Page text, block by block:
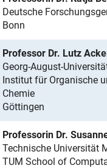
Deutsche
Bonn
Professor Dr. Lutz
Georg-August-
Institut für Organische
Chemie
Göttingen
Professorin Dr.
Technische Universität
TUM School of